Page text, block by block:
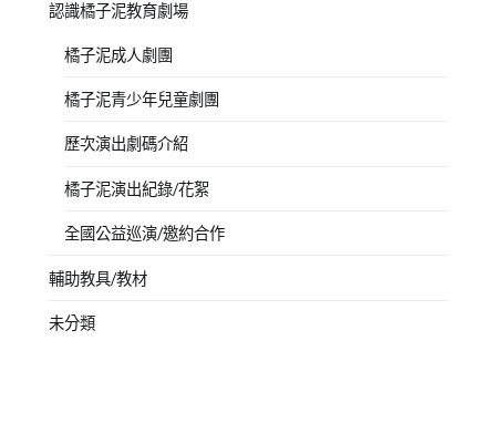
認識橘子泥教育劇場
橘子泥成人劇團
橘子泥青少年兒童劇團
歷次演出劇碼介紹
橘子泥演出紀錄/花絮
全國公益巡演/邀約合作
輔助教具/教材
未分類